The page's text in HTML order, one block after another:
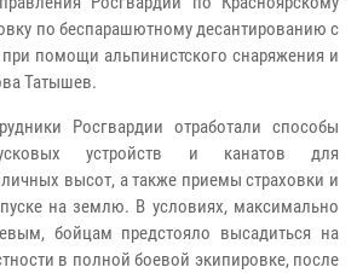
по беспарашютному десантированию с
при помощи альпинистского снаряжения и
Татышев.
Росгвардии отработали способы
устройств и канатов для
высот, а также приемы страховки и
на землю. В условиях, максимально
бойцам предстояло высадиться на
в полной боевой экипировке, после